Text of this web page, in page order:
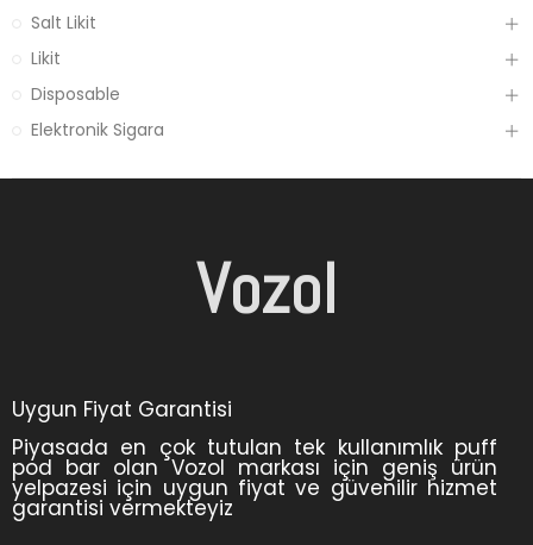
Salt Likit
Likit
Disposable
Elektronik Sigara
Vozol
Uygun Fiyat Garantisi
Piyasada en çok tutulan tek kullanımlık puff
pod bar olan Vozol markası için geniş ürün
yelpazesi için uygun fiyat ve güvenilir hizmet
garantisi vermekteyiz